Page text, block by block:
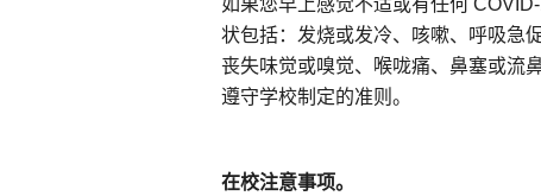
如果您早上感觉不适或有任何
状包括：发烧或发冷、咳嗽、呼吸急
丧失味觉或嗅觉、喉咙痛、鼻塞或流
遵守学校制定的准则。
在校注意事项。